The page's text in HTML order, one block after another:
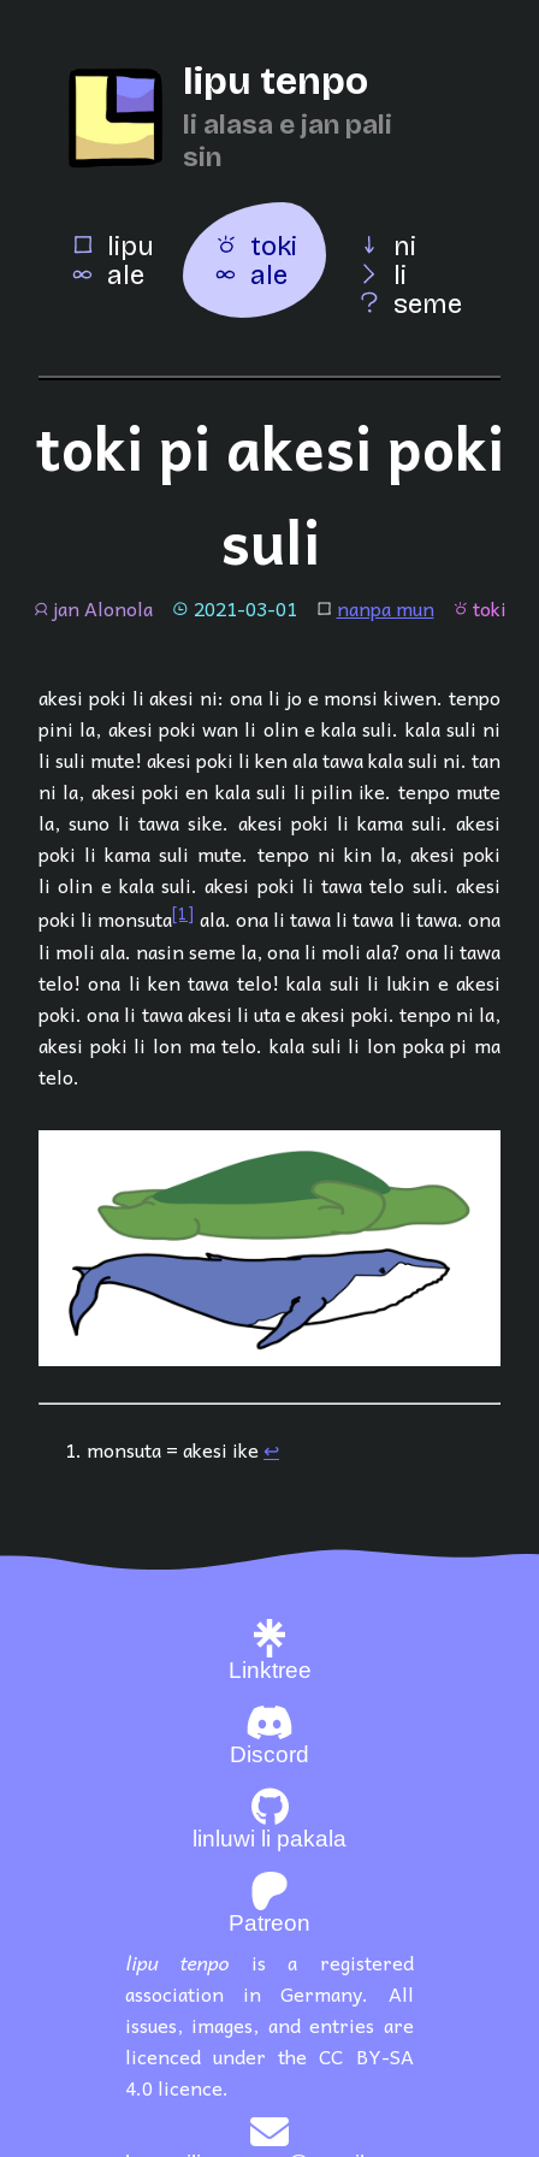
lipu tenpo
li alasa e jan pali
sin
lipu
ale
toki
ale
ni
li
seme
toki pi akesi poki
suli
janjan Alonola tenpo 2021-03-01 lipu nanpa mun toki toki
akesi poki li akesi ni: ona li jo e monsi kiwen. tenpo
pini la, akesi poki wan li olin e kala suli. kala suli ni
li suli mute! akesi poki li ken ala tawa kala suli ni. tan
ni la, akesi poki en kala suli li pilin ike. tenpo mute
la, suno li tawa sike. akesi poki li kama suli. akesi
poki li kama suli mute. tenpo ni kin la, akesi poki
li olin e kala suli. akesi poki li tawa telo suli. akesi
poki li monsuta[1] ala. ona li tawa li tawa li tawa. ona
li moli ala. nasin seme la, ona li moli ala? ona li tawa
telo! ona li ken tawa telo! kala suli li lukin e akesi
poki. ona li tawa akesi li uta e akesi poki. tenpo ni la,
akesi poki li lon ma telo. kala suli li lon poka pi ma
telo.
monsuta = akesi ike ↩︎
Discord
Linktree
Patreon
linluwi li pakala
lipu tenpo is a registered
association in Germany. All
issues, images, and entries are
licenced under the CC BY-SA
4.0 licence.